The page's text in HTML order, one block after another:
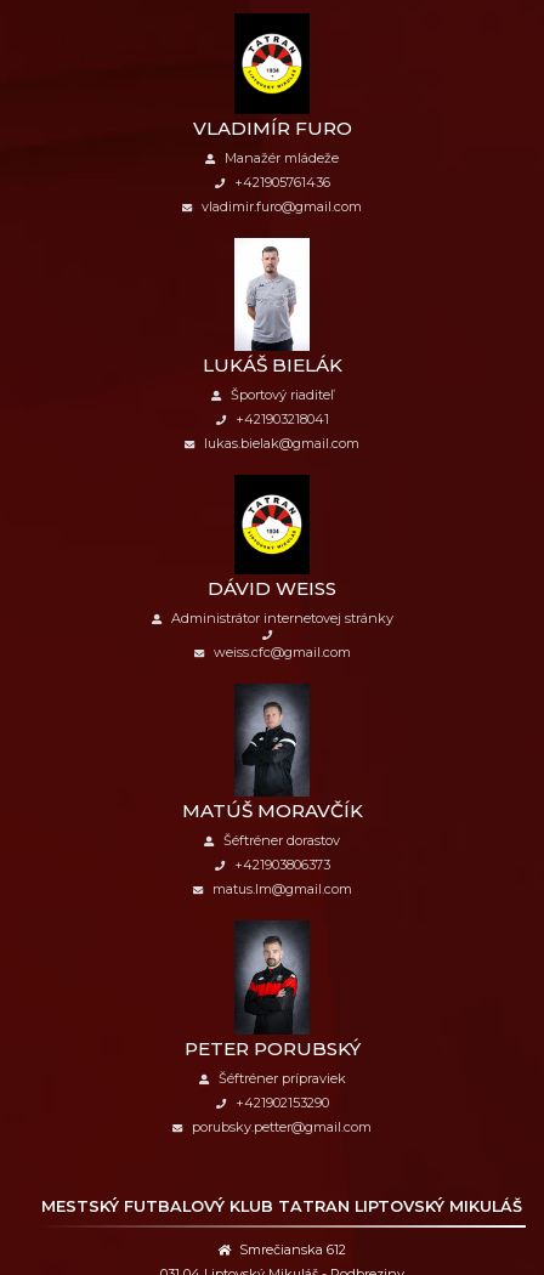
VLADIMÍR FURO
Manažér mládeže
+421905761436
vladimir.furo@gmail.com
LUKÁŠ BIELÁK
Športový riaditeľ
+421903218041
lukas.bielak@gmail.com
DÁVID WEISS
Administrátor internetovej stránky
weiss.cfc@gmail.com
MATÚŠ MORAVČÍK
Šéftréner dorastov
+421903806373
matus.lm@gmail.com
PETER PORUBSKÝ
Šéftréner prípraviek
+421902153290
porubsky.petter@gmail.com
MESTSKÝ FUTBALOVÝ KLUB TATRAN LIPTOVSKÝ MIKULÁŠ
Smrečianska 612